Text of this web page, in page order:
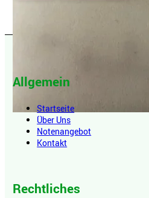
Allgemein
Startseite
Über Uns
Notenangebot
Kontakt
Rechtliches